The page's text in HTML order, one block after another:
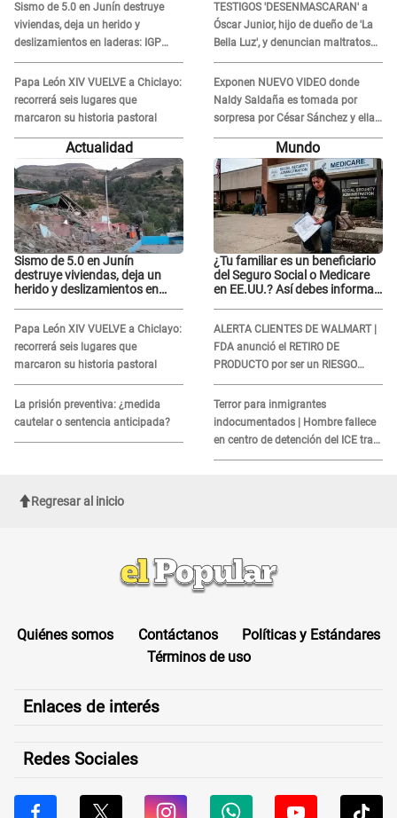
vulneradas"
Sismo de 5.0 en Junín destruye
viviendas, deja un herido y
deslizamientos en laderas: IGP
alerta sobre posibles réplicas
Papa León XIV VUELVE a Chiclayo:
recorrerá seis lugares que
marcaron su historia pastoral
vulneradas"
TESTIGOS 'DESENMASCARAN' a
Óscar Junior, hijo de dueño de 'La
Bella Luz', y denuncian maltratos
en la orquesta: "Los humilla..."
Exponen NUEVO VIDEO donde
Naldy Saldaña es tomada por
sorpresa por César Sánchez y ella
evidencia su REACCIÓN: Le agarró
Actualidad
Sismo de 5.0 en Junín
destruye viviendas, deja un
herido y deslizamientos en
Papa León XIV VUELVE a Chiclayo:
recorrerá seis lugares que
marcaron su historia pastoral
La prisión preventiva: ¿medida
cautelar o sentencia anticipada?
Mundo
¿Tu familiar es un beneficiario
del Seguro Social o Medicare
en EE.UU.? Así debes informar
ALERTA CLIENTES DE WALMART |
FDA anunció el RETIRO DE
PRODUCTO por ser un RIESGO
MORTAL para consumidores: ¿Cuál
es?
Terror para inmigrantes
indocumentados | Hombre fallece
en centro de detención del ICE tras
sufrir una "emergencia médica"
Regresar al inicio
Quiénes somos Contáctanos
Políticas y Estándares
Términos de uso
Enlaces de interés
Redes Sociales